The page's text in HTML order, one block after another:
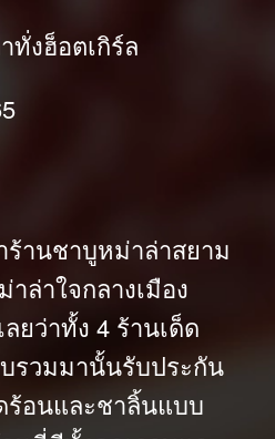
ทั่งฮ็อตเกิร์ล
ร้านชาบูหม่าล่าสยาม
ล่าใจกลางเมือง
ยว่าทั้ง 4 ร้านเด็ด
รวมมานั้นรับประกัน
ร้อนและชาลิ้นแบบ